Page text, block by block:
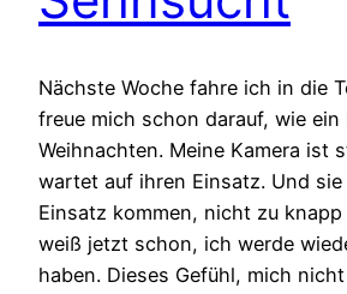
Nächste Woche fahre ich in die
freue mich schon darauf, wie ein
Weihnachten. Meine Kamera ist
wartet auf ihren Einsatz. Und sie
Einsatz kommen, nicht zu
weiß jetzt schon, ich werde
haben. Dieses Gefühl, mich